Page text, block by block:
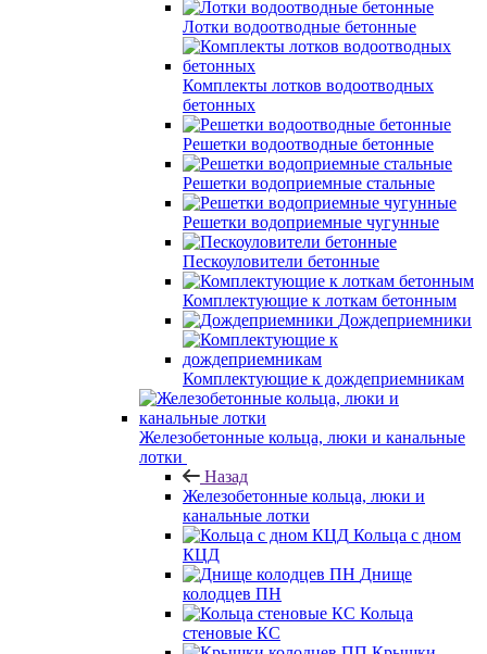
Лотки водоотводные бетонные
Комплекты лотков водоотводных
бетонных
Решетки водоотводные бетонные
Решетки водоприемные стальные
Решетки водоприемные чугунные
Пескоуловители бетонные
Комплектующие к лоткам бетонным
Дождеприемники
Комплектующие к дождеприемникам
Железобетонные кольца, люки и канальные
лотки
Назад
Железобетонные кольца, люки и
канальные лотки
Кольца с дном
КЦД
Днище
колодцев ПН
Кольца
стеновые КС